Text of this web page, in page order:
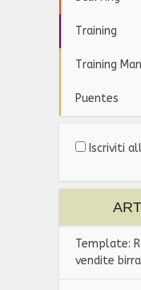
Training
Training
Puentes
Iscriviti
Template:
vendite birra